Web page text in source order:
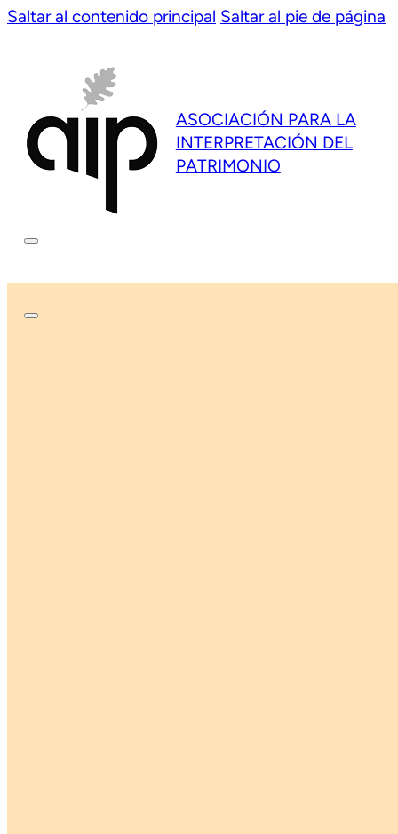
Saltar al contenido principal Saltar al pie de página
ASOCIACIÓN PARA LA
INTERPRETACIÓN DEL
PATRIMONIO